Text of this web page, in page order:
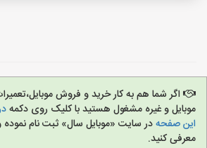
اگر شما هم به کار خرید و فروش
موبایل و غیره مشغول هستید با کلیک روی دکمه
این صفحهدر سایت «موبایل سال» ثبت نام
معرفی کنید.